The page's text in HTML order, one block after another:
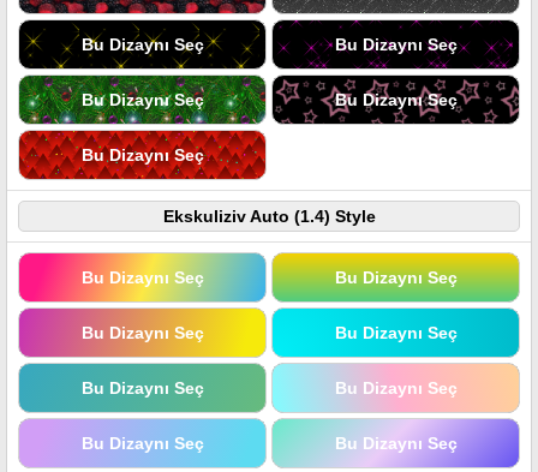
Bu Dizaynı Seç Bu Dizaynı Seç
Bu Dizaynı Seç Bu Dizaynı Seç
Bu Dizaynı Seç
Ekskuliziv Auto (1.4) Style
Bu Dizaynı Seç Bu Dizaynı Seç
Bu Dizaynı Seç Bu Dizaynı Seç
Bu Dizaynı Seç Bu Dizaynı Seç
Bu Dizaynı Seç Bu Dizaynı Seç